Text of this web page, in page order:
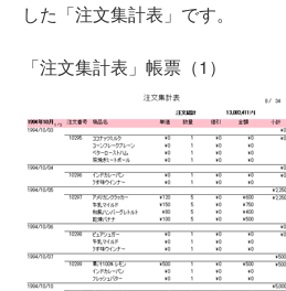
した「注文集計表」です。
「注文集計表」帳票（1）